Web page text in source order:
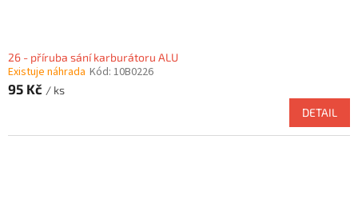
26 - příruba sání karburátoru ALU
Existuje náhrada Kód: 10B0226
95 Kč / ks
DETAIL